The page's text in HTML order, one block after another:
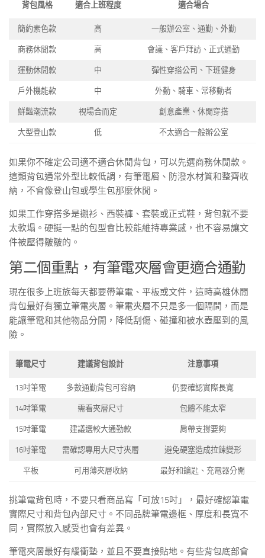
背包風格 適合上班程度 適合場合
簡約素色款 高 一般辦公室、通勤、外勤
商務休閒款 高 會議、客戶拜訪、正式通勤
運動休閒款 中 彈性穿搭公司、下班健身
戶外機能款 中 外勤、騎車、常移動者
鮮豔潮流款 視場合而定 創意產業、休閒穿搭
大型登山款 低 不太適合一般辦公室
如果你不確定公司適不適合休閒背包，可以先選商務休閒款。
這類背包通常外型比較低調，有筆電層、防潑水材質和整齊收
納，不會像登山包或學生包那麼休閒。
如果工作穿搭多是襯衫、西裝褲、套裝或正式鞋，背包就不要
太軟塌。硬挺一點的包型會比較能維持專業感，也不容易讓文
件被壓得皺皺的。
第二個重點，有筆電夾層會更適合通勤
現在很多上班族每天都要帶筆電、平板或文件，這時高雄休閒
背包最好有獨立筆電夾層。筆電夾層不只是多一個隔間，而是
能讓筆電和其他物品分開，降低刮傷、碰撞和被水壺壓到的風
險。
筆電尺寸 建議背包設計 注意事項
13吋筆電 多數通勤背包可容納 仍要確認實際長寬
14吋筆電 需看夾層尺寸 包體不能太窄
15吋筆電 建議選較大通勤款 肩帶支撐要夠
16吋筆電 需確認專用大尺寸夾層 避免硬塞造成拉鍊變形
平板 可用薄夾層收納 最好和鑰匙、充電器分開
挑筆電背包時，不要只看商品寫「可放15吋」，最好確認筆電
實際尺寸和背包內部尺寸。不同品牌筆電邊框、厚度和長寬不
同，實際放入感受也會有差異。
筆電夾層最好有緩衝墊，並且不要直接貼地。有些背包底部會